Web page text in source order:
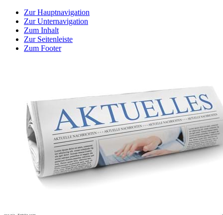
Zur Hauptnavigation
Zur Unternavigation
Zum Inhalt
Zur Seitenleiste
Zum Footer